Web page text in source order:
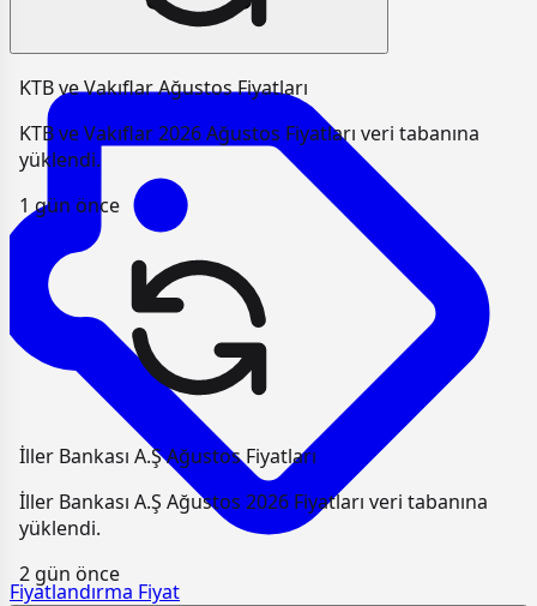
Fiyatlandırma Fiyat
KTB ve Vakıflar Ağustos Fiyatları
KTB ve Vakıflar 2026 Ağustos Fiyatları veri tabanına
yüklendi.
1 gün önce
İller Bankası A.Ş Ağustos Fiyatları
İller Bankası A.Ş Ağustos 2026 Fiyatları veri tabanına
yüklendi.
2 gün önce